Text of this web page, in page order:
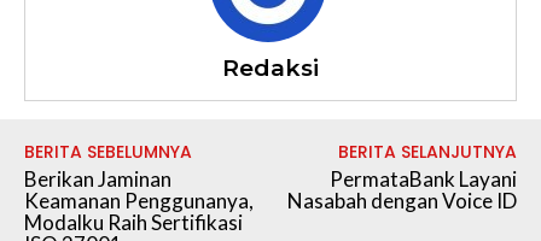
Redaksi
BERITA SEBELUMNYA
Berikan Jaminan
Keamanan Penggunanya,
Modalku Raih Sertifikasi
BERITA SELANJUTNYA
PermataBank Layani
Nasabah dengan Voice ID